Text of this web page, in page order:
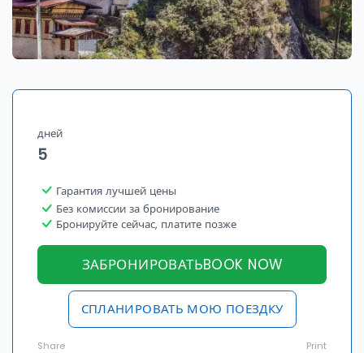
дней
5
Гарантия лучшей цены
Без комиссии за бронирование
Бронируйте сейчас, платите позже
ЗАБРОНИРОВАТЬBOOK NOW
СПЛАНИРОВАТЬ МОЮ ПОЕЗДКУ
Share Print